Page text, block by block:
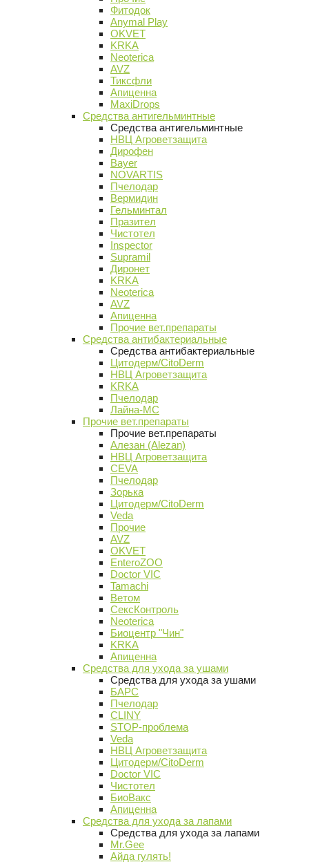
Фитодок
Anymal Play
OKVET
KRKA
Neoterica
AVZ
Тиксфли
Апиценна
MaxiDrops
Средства антигельминтные
Средства антигельминтные
НВЦ Агроветзащита
Дирофен
Bayer
NOVARTIS
Пчелодар
Вермидин
Гельминтал
Празител
Чистотел
Inspector
Supramil
Диронет
KRKA
Neoterica
AVZ
Апиценна
Прочие вет.препараты
Средства антибактериальные
Средства антибактериальные
Цитодерм/CitoDerm
НВЦ Агроветзащита
KRKA
Пчелодар
Лайна-МС
Прочие вет.препараты
Прочие вет.препараты
Алезан (Alezan)
НВЦ Агроветзащита
CEVA
Пчелодар
Зорька
Цитодерм/CitoDerm
Veda
Прочие
AVZ
OKVET
EnteroZOO
Doctor VIC
Tamachi
Ветом
СексКонтроль
Neoterica
Биоцентр "Чин"
KRKA
Апиценна
Средства для ухода за ушами
Средства для ухода за ушами
БАРС
Пчелодар
CLINY
STOP-проблема
Veda
НВЦ Агроветзащита
Цитодерм/CitoDerm
Doctor VIC
Чистотел
БиоВакс
Апиценна
Средства для ухода за лапами
Средства для ухода за лапами
Mr.Gee
Айда гулять!